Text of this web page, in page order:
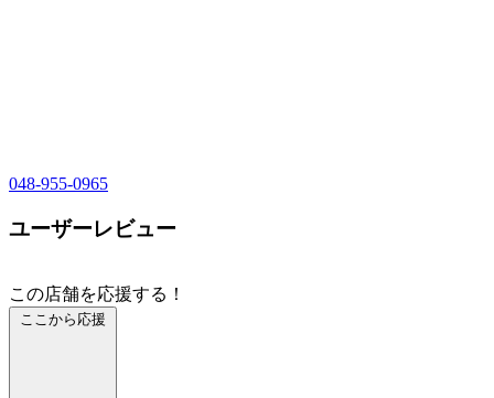
048-955-0965
ユーザーレビュー
この店舗を応援する！
ここから応援